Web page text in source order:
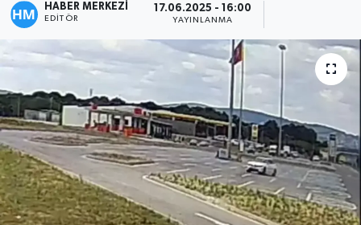
HABER MERKEZİ
EDITÖR
17.06.2025 - 16:00
YAYINLANMA